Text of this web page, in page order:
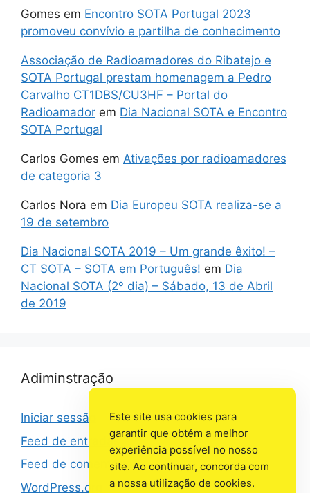
Gomes em Encontro SOTA Portugal 2023
promoveu convívio e partilha de conhecimento
Associação de Radioamadores do Ribatejo e
SOTA Portugal prestam homenagem a Pedro
Carvalho CT1DBS/CU3HF – Portal do
Radioamador em Dia Nacional SOTA e Encontro
SOTA Portugal
Carlos Gomes em Ativações por radioamadores
de categoria 3
Carlos Nora em Dia Europeu SOTA realiza-se a
19 de setembro
Dia Nacional SOTA 2019 – Um grande êxito! –
CT SOTA – SOTA em Português! em Dia
Nacional SOTA (2º dia) – Sábado, 13 de Abril
de 2019
Adiminstração
Iniciar sessão
Feed de entradas
Feed de comentários
WordPress.org
Este site usa cookies para
garantir que obtém a melhor
experiência possível no nosso
site. Ao continuar, concorda com
a nossa utilização de cookies.